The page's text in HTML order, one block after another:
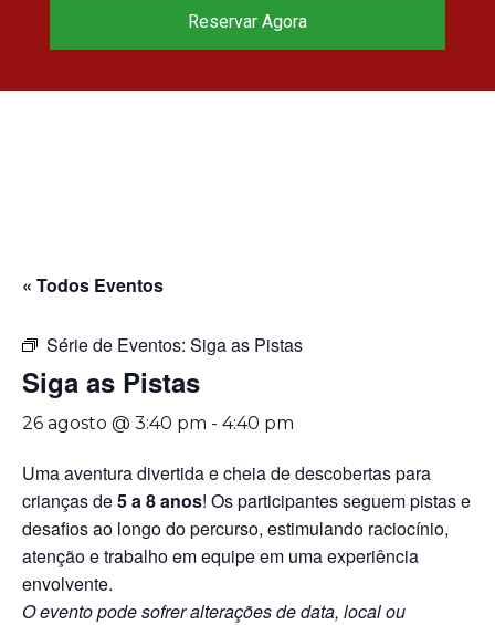
« Todos Eventos
Série de Eventos: Siga as Pistas
Siga as Pistas
26 agosto @ 3:40 pm - 4:40 pm
Uma aventura divertida e cheia de descobertas para
crianças de5 a 8 anos! Os participantes seguem pistas e
desafios ao longo do percurso, estimulando raciocínio,
atenção e trabalho em equipe em uma experiência
envolvente.
O evento pode sofrer alterações de data, local ou
Reservar Agora